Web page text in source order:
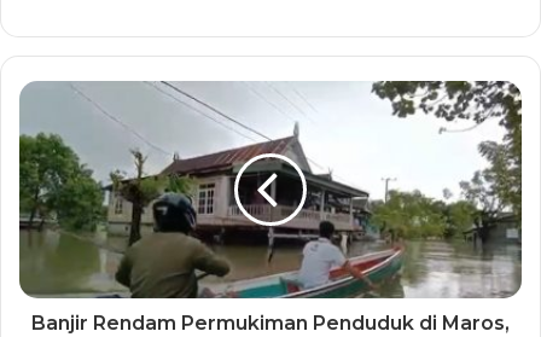
Banjir Rendam Permukiman Penduduk di Maros,